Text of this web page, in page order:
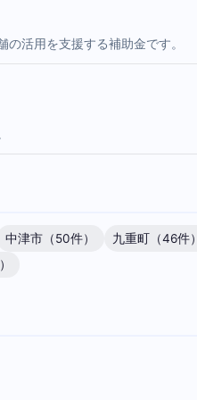
活用を支援する補助金です。
中津市（50件） 九重町（46件）